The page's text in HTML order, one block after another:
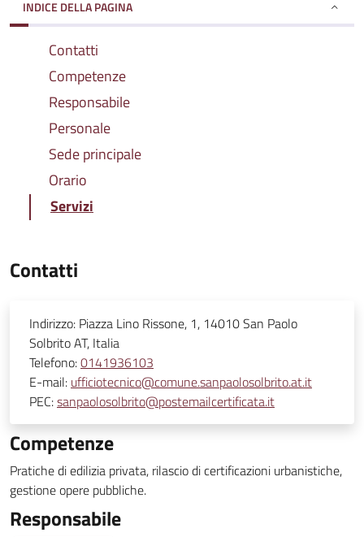
INDICE DELLA PAGINA
Contatti
Competenze
Responsabile
Personale
Sede principale
Orario
Servizi
Contatti
Indirizzo: Piazza Lino Rissone, 1, 14010 San Paolo
Solbrito AT, Italia
Telefono:0141936103
E-mail: ufficiotecnico@comune.sanpaolosolbrito.at.it
PEC:sanpaolosolbrito@postemailcertificata.it
Competenze
Pratiche di edilizia privata, rilascio di certificazioni urbanistiche,
gestione opere pubbliche.
Responsabile